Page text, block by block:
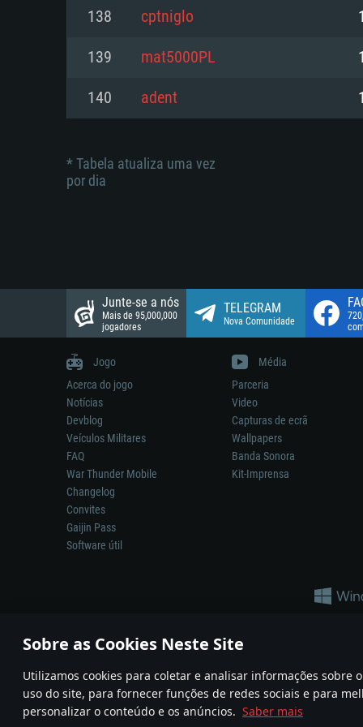
Sobre as Cookies Neste Site
Utilizamos cookies para coletar e analisar informações sobre
uso do site, para fornecer funções de redes sociais e para
personalizar o conteúdo e os anúncios. Saber mais
Disco: 23,1 GB
Network: Internet de banda
Disco: 21,5 GB
Network: Internet de banda
Disco: 21,5 GB
138 cptniglo
139 mat5000PL
140 adent
* Tabela atualiza uma vez
por dia
Junte-se a nós
Mais de 95,000,000
jogadores
TELEGRAM
Nova Comunidade
Jogo
Acerca do jogo
Notícias
Devblog
Veículos Militares
FAQ
War Thunder Mobile
Changelog
Convites
Gaijin Pass
Software útil
Média
Parceria
Video
Capturas de ecrã
Wallpapers
Banda Sonora
Kit-Imprensa
A reprodução de qualquer sistema de armas ou veículo neste
© 2011—2026 Gaijin Games Kft. All trademarks, logos and brand
Termos e condições Termos de Serviço